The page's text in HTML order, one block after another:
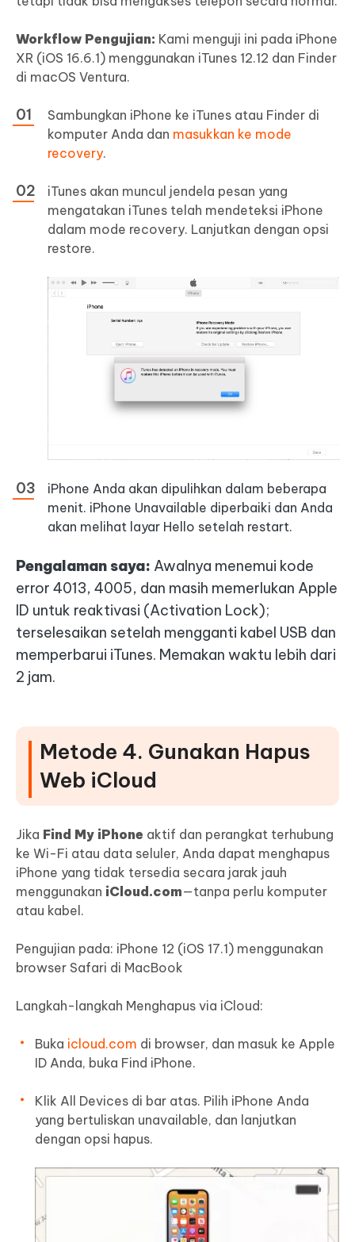
Workflow Pengujian: Kami menguji ini pada iPhone
XR (iOS 16.6.1) menggunakan iTunes 12.12 dan Finder
di macOS Ventura.
Sambungkan iPhone ke iTunes atau Finder di
komputer Anda dan masukkan ke mode
recovery.
iTunes akan muncul jendela pesan yang
mengatakan iTunes telah mendeteksi iPhone
dalam mode recovery. Lanjutkan dengan opsi
restore.
iPhone Anda akan dipulihkan dalam beberapa
menit. iPhone Unavailable diperbaiki dan Anda
akan melihat layar Hello setelah restart.
Pengalaman saya: Awalnya menemui kode
error 4013, 4005, dan masih memerlukan Apple
ID untuk reaktivasi (Activation Lock);
terselesaikan setelah mengganti kabel USB dan
memperbarui iTunes. Memakan waktu lebih dari
2 jam.
Metode 4. Gunakan Hapus
Web iCloud
Jika Find My iPhone aktif dan perangkat terhubung
ke Wi-Fi atau data seluler, Anda dapat menghapus
iPhone yang tidak tersedia secara jarak jauh
menggunakan iCloud.com—tanpa perlu komputer
atau kabel.
Pengujian pada: iPhone 12 (iOS 17.1) menggunakan
browser Safari di MacBook
Langkah-langkah Menghapus via iCloud:
Buka icloud.com di browser, dan masuk ke Apple
ID Anda, buka Find iPhone.
Klik All Devices di bar atas. Pilih iPhone Anda
yang bertuliskan unavailable, dan lanjutkan
dengan opsi hapus.